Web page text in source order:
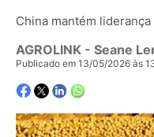
China mantém
AGROLINK - Seane
Publicado em 13/05/2026 às